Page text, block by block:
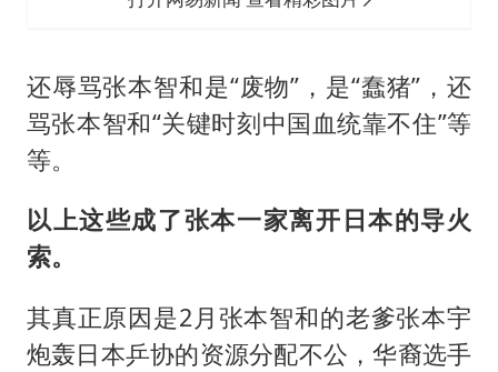
还辱骂张本智和是“废物”，是“蠢猪”，还
骂张本智和“关键时刻中国血统靠不住”等
等。
以上这些成了张本一家离开日本的导火
索。
其真正原因是2月张本智和的老爹张本宇
炮轰日本乒协的资源分配不公，华裔选手